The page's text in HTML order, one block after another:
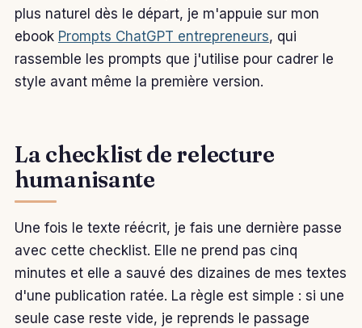
plus naturel dès le départ, je m'appuie sur mon
ebook Prompts ChatGPT entrepreneurs, qui
rassemble les prompts que j'utilise pour cadrer le
style avant même la première version.
La checklist de relecture
humanisante
Une fois le texte réécrit, je fais une dernière passe
avec cette checklist. Elle ne prend pas cinq
minutes et elle a sauvé des dizaines de mes textes
d'une publication ratée. La règle est simple : si une
seule case reste vide, je reprends le passage